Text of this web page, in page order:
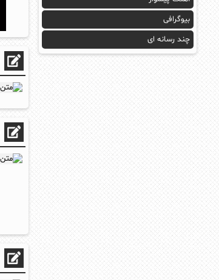
بیوگرافی
چند رسانه ای